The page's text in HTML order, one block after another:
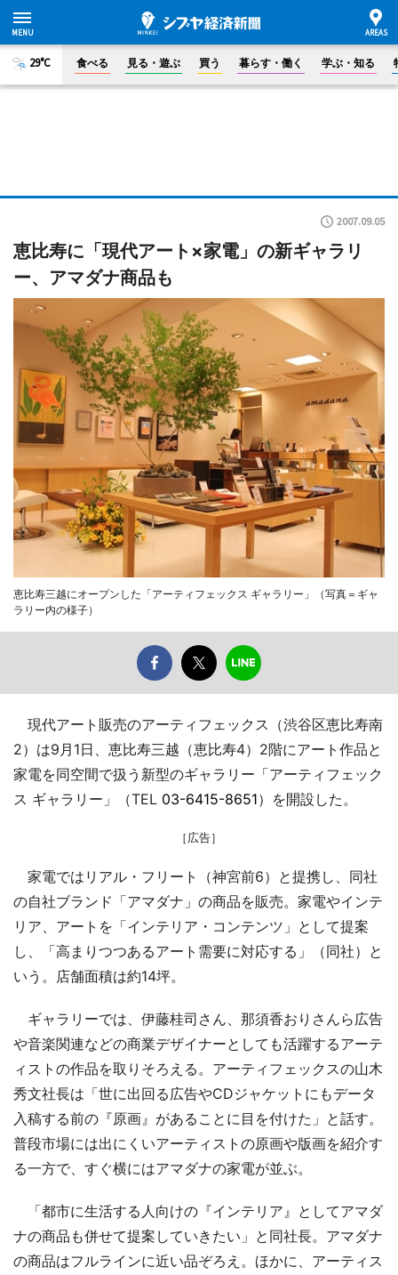
29°C 食べる 見る・遊ぶ 買う 暮らす・働く 学ぶ・知る
2007.09.05
恵比寿に「現代アート×家電」の新ギャラリ
ー、アマダナ商品も
恵比寿三越にオープンした「アーティフェックス ギャラリー」（写真＝ギャ
ラリー内の様子）
現代アート販売のアーティフェックス（渋谷区恵比寿南
2）は9月1日、恵比寿三越（恵比寿4）2階にアート作品と
家電を同空間で扱う新型のギャラリー「アーティフェック
ス ギャラリー」（TEL 03-6415-8651）を開設した。
［広告］
家電ではリアル・フリート（神宮前6）と提携し、同社
の自社ブランド「アマダナ」の商品を販売。家電やインテ
リア、アートを「インテリア・コンテンツ」として提案
し、「高まりつつあるアート需要に対応する」（同社）と
いう。店舗面積は約14坪。
ギャラリーでは、伊藤桂司さん、那須香おりさんら広告
や音楽関連などの商業デザイナーとしても活躍するアーテ
ィストの作品を取りそろえる。アーティフェックスの山木
秀文社長は「世に出回る広告やCDジャケットにもデータ
入稿する前の『原画』があることに目を付けた」と話す。
普段市場には出にくいアーティストの原画や版画を紹介す
る一方で、すぐ横にはアマダナの家電が並ぶ。
「都市に生活する人向けの『インテリア』としてアマダ
ナの商品も併せて提案していきたい」と同社長。アマダナ
の商品はフルラインに近い品ぞろえ。ほかに、アーティス